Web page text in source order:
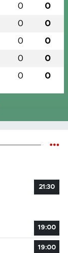
0 0
0 0
0 0
0 0
0 0
21:30
19:00
19:00